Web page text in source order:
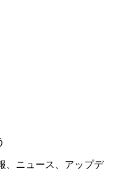
、ニュース、アップデ